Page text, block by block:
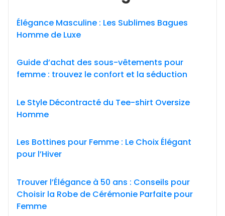
Élégance Masculine : Les Sublimes Bagues
Homme de Luxe
Guide d’achat des sous-vêtements pour
femme : trouvez le confort et la séduction
Le Style Décontracté du Tee-shirt Oversize
Homme
Les Bottines pour Femme : Le Choix Élégant
pour l’Hiver
Trouver l’Élégance à 50 ans : Conseils pour
Choisir la Robe de Cérémonie Parfaite pour
Femme